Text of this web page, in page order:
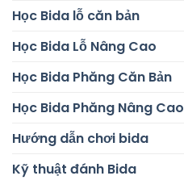
Học Bida lỗ căn bản
Học Bida Lỗ Nâng Cao
Học Bida Phăng Căn Bản
Học Bida Phăng Nâng Cao
Hướng dẫn chơi bida
Kỹ thuật đánh Bida